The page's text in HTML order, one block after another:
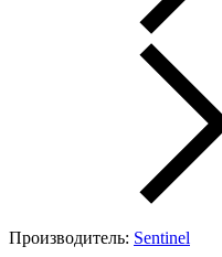
Производитель: Sentinel